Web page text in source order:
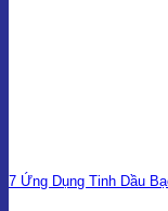
7 Ứng Dụng Tinh Dầu